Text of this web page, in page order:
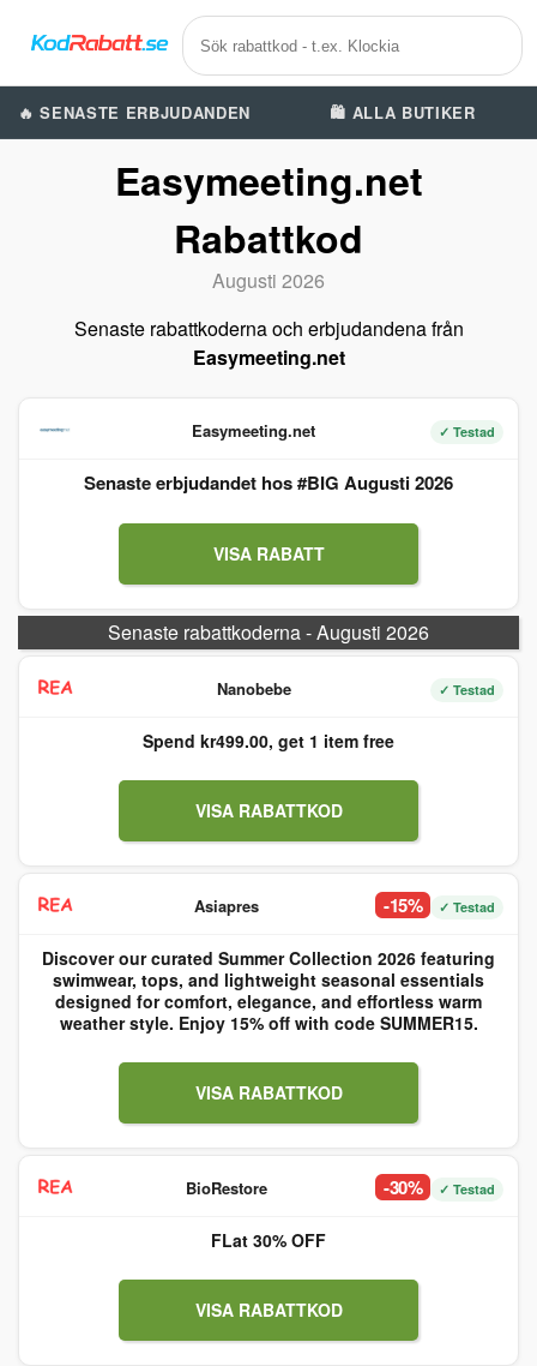
🔥 SENASTE ERBJUDANDEN 🛍️ ALLA BUTIKER
Easymeeting.net
Rabattkod
Augusti 2026
Senaste rabattkoderna och erbjudandena från
Easymeeting.net
Easymeeting.net ✓ Testad
Senaste erbjudandet hos #BIG Augusti 2026
VISA RABATT
Senaste rabattkoderna - Augusti 2026
Nanobebe ✓ Testad
Spend kr499.00, get 1 item free
VISA RABATTKOD
Asiapres -15% ✓ Testad
Discover our curated Summer Collection 2026 featuring
swimwear, tops, and lightweight seasonal essentials
designed for comfort, elegance, and effortless warm
weather style. Enjoy 15% off with code SUMMER15.
VISA RABATTKOD
BioRestore -30% ✓ Testad
FLat 30% OFF
VISA RABATTKOD